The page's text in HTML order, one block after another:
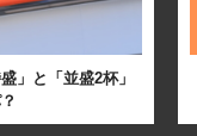
」と「並盛2杯」